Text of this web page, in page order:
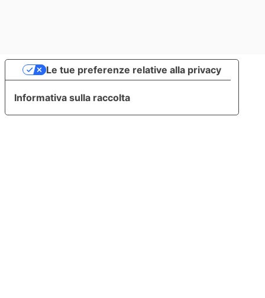
Informativa sulla raccolta
Le tue preferenze relative alla privacy